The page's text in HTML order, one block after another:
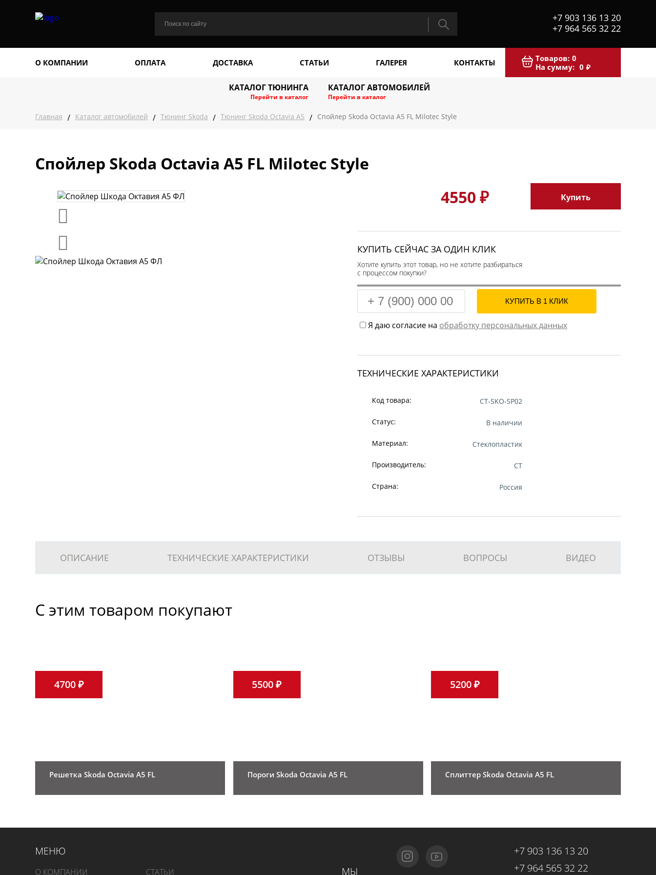
+7 903 136 13 20
+7 964 565 32 22
О КОМПАНИИ ОПЛАТА ДОСТАВКА СТАТЬИ ГАЛЕРЕЯ КОНТАКТЫ Товаров: 0
На сумму: 0 ₽
КАТАЛОГ ТЮНИНГА
Перейти в каталог
КАТАЛОГ АВТОМОБИЛЕЙ
Перейти в каталог
Главная / Каталог автомобилей / Тюнинг Skoda / Тюнинг Skoda Octavia A5 / Спойлер Skoda Octavia A5 FL Milotec Style
Спойлер Skoda Octavia A5 FL Milotec Style
4550 ₽
Купить
КУПИТЬ СЕЙЧАС ЗА ОДИН КЛИК
Хотите купить этот товар, но не хотите разбираться
с процессом покупки?
Я даю согласие на обработку персональных данных
ТЕХНИЧЕСКИЕ ХАРАКТЕРИСТИКИ
Код товара: CT-SKO-SP02
Статус: В наличии
Материал: Стеклопластик
Производитель: CT
Страна: Россия
ОПИСАНИЕ ТЕХНИЧЕСКИЕ ХАРАКТЕРИСТИКИ ОТЗЫВЫ ВОПРОСЫ ВИДЕО
С этим товаром покупают
4700 ₽
Решетка Skoda Octavia A5 FL
5500 ₽
Пороги Skoda Octavia A5 FL
5200 ₽
Сплиттер Skoda Octavia A5 FL
МЕНЮ
О КОМПАНИИ СТАТЬИ МЫ
+7 903 136 13 20
+7 964 565 32 22